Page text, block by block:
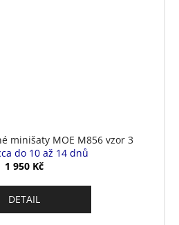
minišaty MOE M856 vzor 3
do 10 až 14 dnů
1 950 Kč
DETAIL